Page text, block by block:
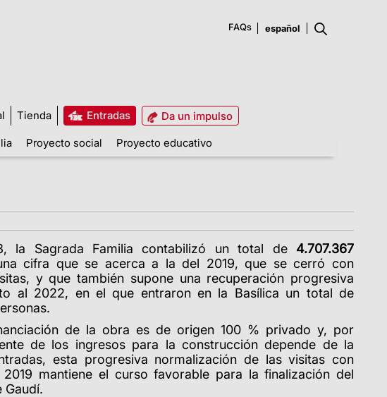
FAQs
Tienda Entradas
Da un impulso
Proyecto social Proyecto educativo
la Sagrada Familia contabilizó un total de 4.707.367
cifra que se acerca a la del 2019, que se cerró con
y que también supone una recuperación progresiva
al 2022, en el que entraron en la Basílica un total de
de la obra es de origen 100 % privado y, por
de los ingresos para la construcción depende de la
esta progresiva normalización de las visitas con
mantiene el curso favorable para la finalización del
Gaudí.